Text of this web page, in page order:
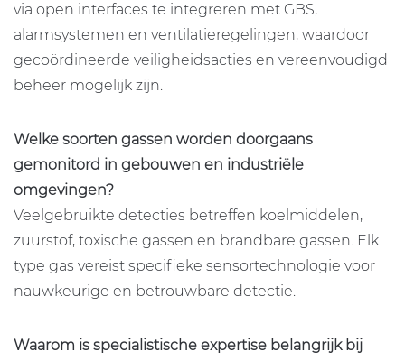
via open interfaces te integreren met GBS,
alarmsystemen en ventilatieregelingen, waardoor
gecoördineerde veiligheidsacties en vereenvoudigd
beheer mogelijk zijn.
Welke soorten gassen worden doorgaans
gemonitord in gebouwen en industriële
omgevingen?
Veelgebruikte detecties betreffen koelmiddelen,
zuurstof, toxische gassen en brandbare gassen. Elk
type gas vereist specifieke sensortechnologie voor
nauwkeurige en betrouwbare detectie.
Waarom is specialistische expertise belangrijk bij